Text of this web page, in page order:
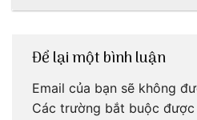
Để lại một bình luận
Email của bạn sẽ không
Các trường bắt buộc được